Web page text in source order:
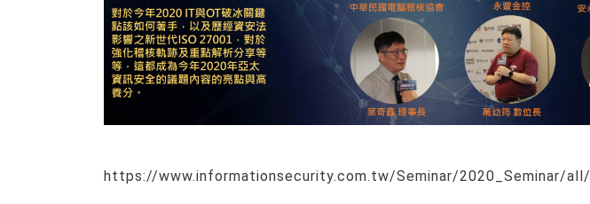
https://www.informationsecurity.com.tw/Seminar/2020_Seminar/all/